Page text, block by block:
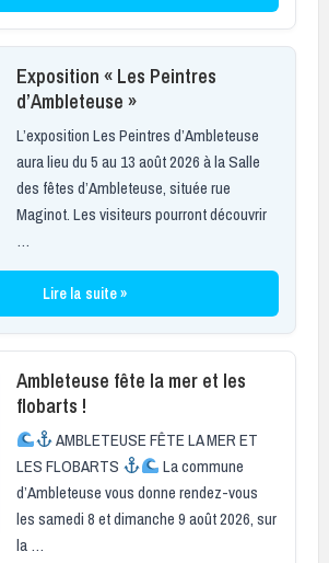
Exposition « Les Peintres
d’Ambleteuse »
L’exposition Les Peintres d’Ambleteuse
aura lieu du 5 au 13 août 2026 à la Salle
des fêtes d’Ambleteuse, située rue
Maginot. Les visiteurs pourront découvrir
…
Lire la suite »
Ambleteuse fête la mer et les
flobarts !
AMBLETEUSE FÊTE LA MER ET
LES FLOBARTS
La commune
d’Ambleteuse vous donne rendez-vous
les samedi 8 et dimanche 9 août 2026, sur
la …